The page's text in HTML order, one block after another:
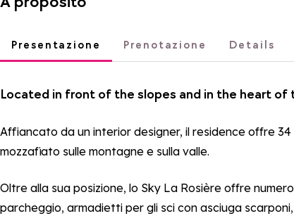
Presentazione Prenotazione Details
Located in front of the slopes and in the heart of
Affiancato da un interior designer, il residence offre
mozzafiato sulle montagne e sulla valle.
Oltre alla sua posizione, lo Sky La Rosière offre
parcheggio, armadietti per gli sci con asciuga